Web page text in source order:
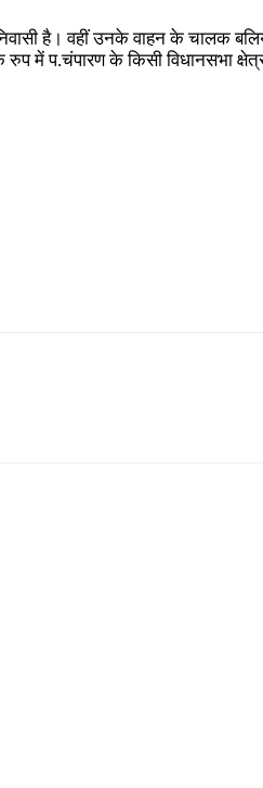
है। वहीं उनके वाहन के चालक
रुप में प.चंपारण के किसी विधानसभा